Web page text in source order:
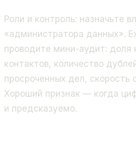
Роли и контроль: назначьте
«администратора данных».
проводите мини-аудит: доля
контактов, количество
просроченных дел, скорость
Хороший признак — когда
и предсказуемо.